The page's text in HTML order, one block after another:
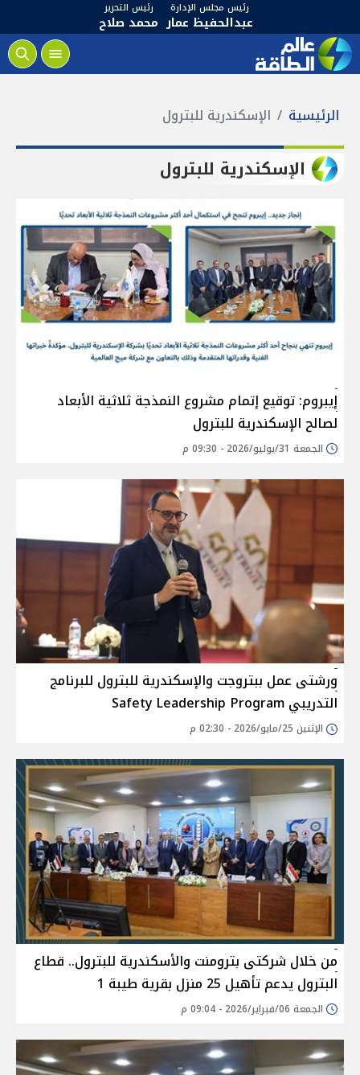
رئيس مجلس الإدارة
عبدالحفيظ عمار
رئيس التحرير
محمد صلاح
الرئيسية الإسكندرية للبترول
الإسكندرية للبترول
إيبروم: توقيع إتمام مشروع النمذجة ثلاثية الأبعاد
لصالح الإسكندرية للبترول
الجمعة 31/يوليو/2026 - 09:30 م
ورشتى عمل ببتروجت والإسكندرية للبترول للبرنامج
التدريبي Safety Leadership Program
الإثنين 25/مايو/2026 - 02:30 م
من خلال شركتى بترومنت والأسكندرية للبترول.. قطاع
البترول يدعم تأهيل 25 منزل بقرية طيبة 1
الجمعة 06/فبراير/2026 - 09:04 م